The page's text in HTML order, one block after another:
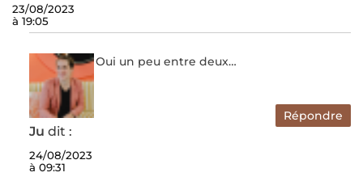
23/08/2023
à 19:05
Ju dit :
24/08/2023
à 09:31
Oui un peu entre deux…
Répondre